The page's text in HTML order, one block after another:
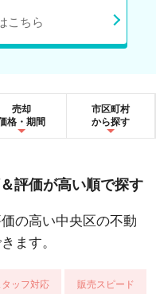
こちら
売却
格・期間
市区町村
から探す
評価が高い順で探す
の高い中央区の不動
ます。
タッフ対応 販売スピード